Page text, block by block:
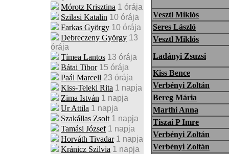
Mórotz Krisztina 1 órája
Szilasi Katalin 10 órája
Farkas György 10 órája
Debreczeny György 13
órája
Tímea Lantos 13 órája
Bátai Tibor 15 órája
Paál Marcell 23 órája
Kiss-Teleki Rita 1 napja
Zima István 1 napja
Ur Attila 1 napja
Szakállas Zsolt 1 napja
Tamási József 1 napja
Horváth Tivadar 1 napja
Kránicz Szilvia 1 napja
Vesztl Miklós
Seres László
Vesztl Miklós
Ladányi Zsuzsi
Kiss Bence
Verbényi Zoltán
Bereg Mária
Marthi Anna
Tiszai P Imre
Verbényi Zoltán
Verbényi Zoltán